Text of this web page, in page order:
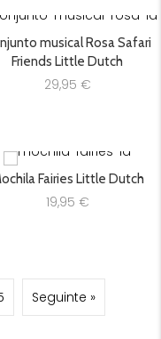
musical Rosa Safari
Friends Little Dutch
29,95 €
Fairies Little Dutch
19,95 €
Seguinte »